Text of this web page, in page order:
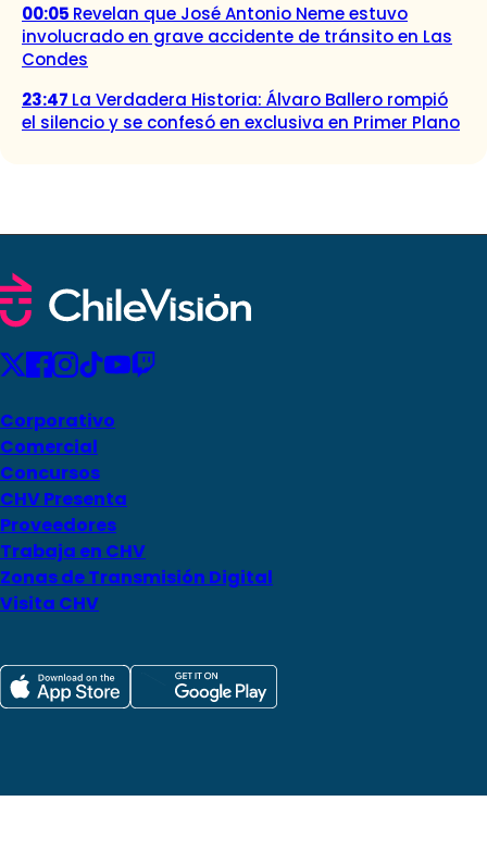
00:05 Revelan que José Antonio Neme estuvo
involucrado en grave accidente de tránsito en Las
Condes
23:47 La Verdadera Historia: Álvaro Ballero rompió
el silencio y se confesó en exclusiva en Primer Plano
Corporativo
Comercial
Concursos
CHV Presenta
Proveedores
Trabaja en CHV
Zonas de Transmisión Digital
Visita CHV